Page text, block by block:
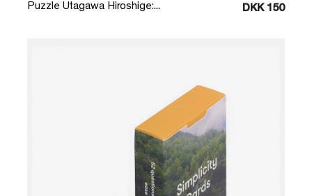
Puzzle Utagawa Hiroshige:... DKK 150